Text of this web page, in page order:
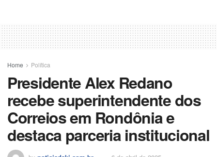
Home Política
Presidente Alex Redano
recebe superintendente dos
Correios em Rondônia e
destaca parceria institucional